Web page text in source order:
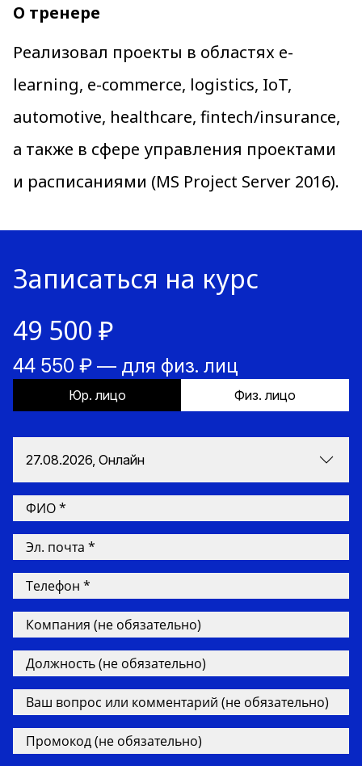
О тренере
Реализовал проекты в областях e-
learning, e-commerce, logistics, IoT,
automotive, healthcare, fintech/insurance,
а также в сфере управления проектами
и расписаниями (MS Project Server 2016).
Записаться на курс
49 500 ₽
44 550 ₽ — для физ. лиц
Юр. лицо Физ. лицо
27.08.2026, Онлайн